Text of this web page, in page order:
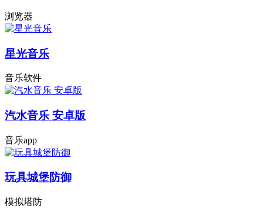
浏览器
星光音乐
音乐软件
汽水音乐 安卓版
音乐app
玩具城堡防御
模拟塔防